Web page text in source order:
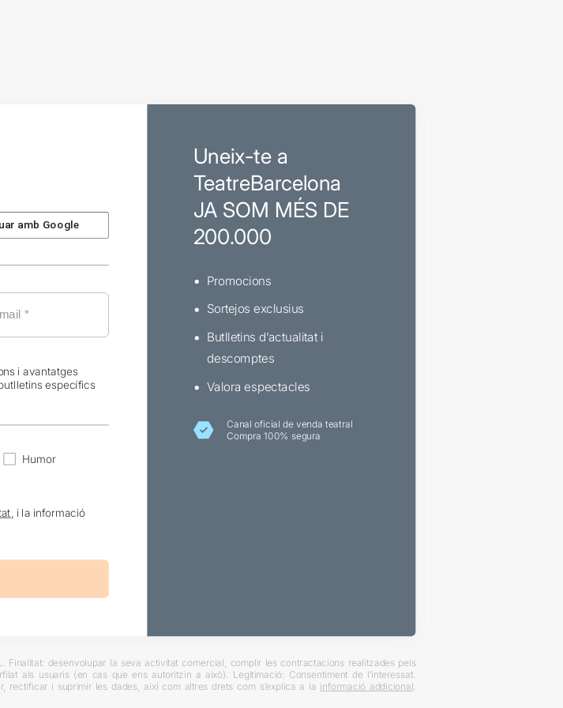
amb Google
i avantatges
específics
Humor
, i la informació
Uneix-te a
TeatreBarcelona
JA SOM MÉS DE
200.000
Promocions
Sortejos exclusius
Butlletins d’actualitat i
descomptes
Valora espectacles
Canal oficial de venda teatral
Compra 100% segura
Finalitat: desenvolupar la seva activitat comercial, complir les contractacions realitzades pels
als usuaris (en cas que ens autoritzin a això). Legitimació: Consentiment de l’interessat.
rectificar i suprimir les dades, així com altres drets com s’explica a la informació addicional